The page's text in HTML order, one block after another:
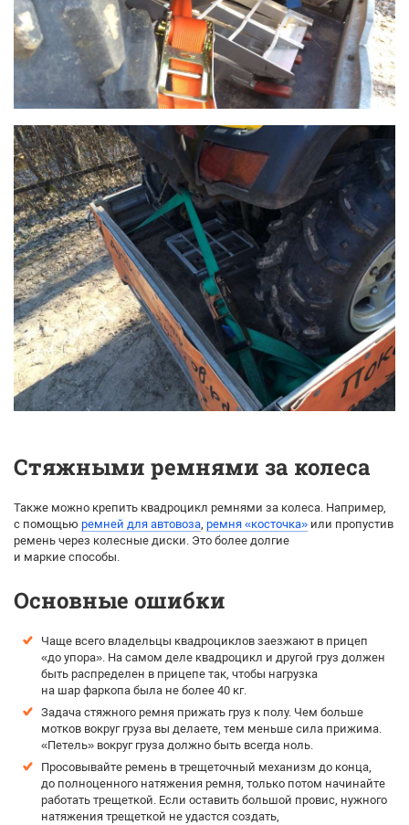
Стяжными ремнями за колеса
Также можно крепить квадроцикл ремнями за колеса. Например,
с помощью ремней для автовоза, ремня «косточка» или пропустив
ремень через колесные диски. Это более долгие
и маркие способы.
Основные ошибки
Чаще всего владельцы квадроциклов заезжают в прицеп
«до упора». На самом деле квадроцикл и другой груз должен
быть распределен в прицепе так, чтобы нагрузка
на шар фаркопа была не более 40 кг.
Задача стяжного ремня прижать груз к полу. Чем больше
мотков вокруг груза вы делаете, тем меньше сила прижима.
«Петель» вокруг груза должно быть всегда ноль.
Просовывайте ремень в трещеточный механизм до конца,
до полноценного натяжения ремня, только потом начинайте
работать трещеткой. Если оставить большой провис, нужного
натяжения трещеткой не удастся создать,